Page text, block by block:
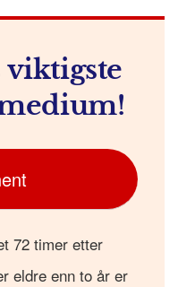
viktigste
72 timer etter
eldre enn to år er